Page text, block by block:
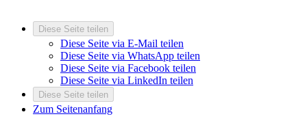
Diese Seite teilen
Diese Seite via E-Mail teilen
Diese Seite via WhatsApp teilen
Diese Seite via Facebook teilen
Diese Seite via LinkedIn teilen
Diese Seite teilen
Zum Seitenanfang